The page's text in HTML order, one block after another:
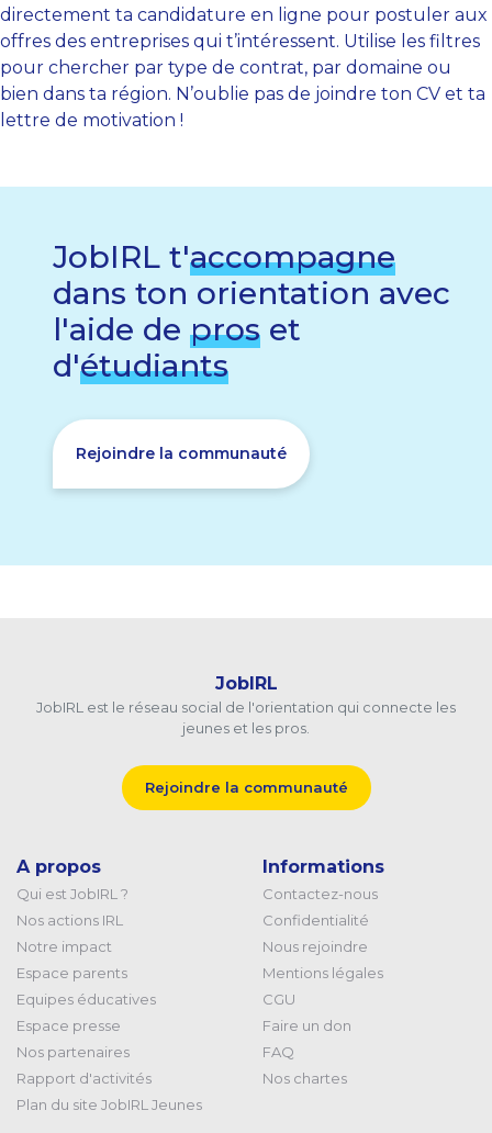
directement ta candidature en ligne pour postuler aux
offres des entreprises qui t’intéressent. Utilise les filtres
pour chercher par type de contrat, par domaine ou
bien dans ta région. N’oublie pas de joindre ton CV et ta
lettre de motivation !
JobIRL t'accompagne
dans ton orientation avec
l'aide de pros et
d'étudiants
Rejoindre la communauté
JobIRL
JobIRL est le réseau social de l'orientation qui connecte les
jeunes et les pros.
Rejoindre la communauté
A propos
Qui est JobIRL ?
Nos actions IRL
Notre impact
Espace parents
Equipes éducatives
Espace presse
Nos partenaires
Rapport d'activités
Plan du site JobIRL Jeunes
Informations
Contactez-nous
Confidentialité
Nous rejoindre
Mentions légales
CGU
Faire un don
FAQ
Nos chartes